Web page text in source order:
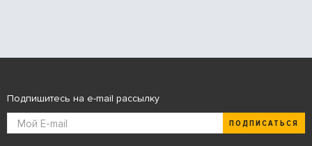
Подпишитесь на e-mail рассылку
ПОДПИСАТЬСЯ